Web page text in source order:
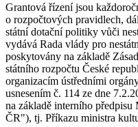
Grantová řízení jsou
o rozpočtových pravidlech,
státní dotační politiky vůči
vydává Rada vlády pro
poskytovány na základě
státního rozpočtu České
organizacím ústředními
usnesením č. 114 ze dne
na základě interního
ČR"), tj. Příkazu ministra